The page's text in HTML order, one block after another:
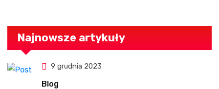
Najnowsze artykuły
9 grudnia 2023
Blog